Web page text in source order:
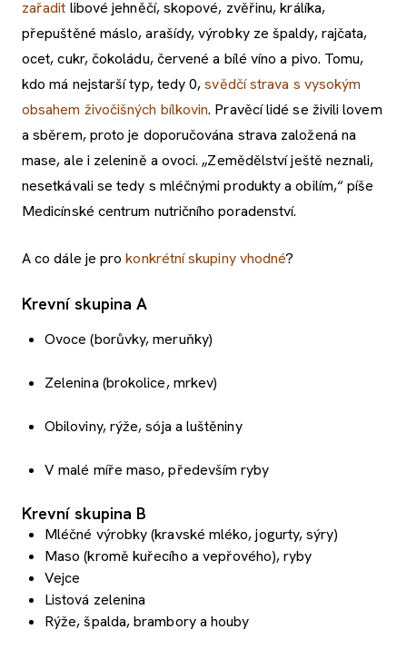
zařadit libové jehněčí, skopové, zvěřinu, králíka,
přepuštěné máslo, arašídy, výrobky ze špaldy, rajčata,
ocet, cukr, čokoládu, červené a bílé víno a pivo. Tomu,
kdo má nejstarší typ, tedy 0,svědčí strava s vysokým
obsahem živočišných bílkovin. Pravěcí lidé se živili lovem
a sběrem, proto je doporučována strava založená na
mase, ale i zelenině a ovoci. „Zemědělství ještě neznali,
nesetkávali se tedy s mléčnými produkty a obilím,“ píše
Medicínské centrum nutričního poradenství.
A co dále je prokonkrétní skupiny vhodné?
Krevní skupina A
Ovoce (borůvky, meruňky)
Zelenina (brokolice, mrkev)
Obiloviny, rýže, sója a luštěniny
V malé míře maso, především ryby
Krevní skupina B
Mléčné výrobky (kravské mléko, jogurty, sýry)
Maso (kromě kuřecího a vepřového), ryby
Vejce
Listová zelenina
Rýže, špalda, brambory a houby